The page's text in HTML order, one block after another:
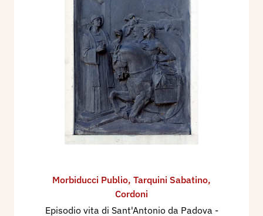
Morbiducci Publio, Tarquini Sabatino,
Cordoni
Episodio vita di Sant'Antonio da Padova -